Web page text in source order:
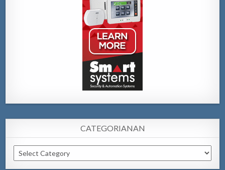
CATEGORIANAN
Categorianan